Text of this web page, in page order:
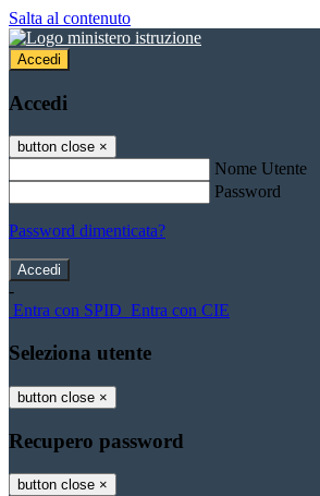
Salta al contenuto
Accedi
Accedi
button close ×
Nome Utente
Password
Password dimenticata?
-
Entra con SPID Entra con CIE
Seleziona utente
button close ×
Recupero password
button close ×